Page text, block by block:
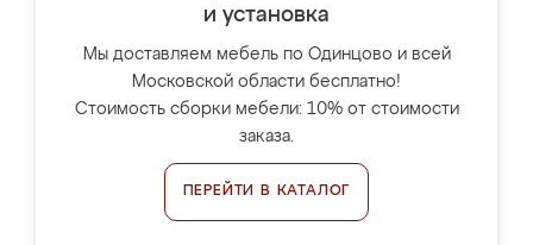
и установка
Мы доставляем мебель по Одинцово и всей
Московской области бесплатно!
Стоимость сборки мебели: 10% от стоимости
заказа.
ПЕРЕЙТИ В КАТАЛОГ